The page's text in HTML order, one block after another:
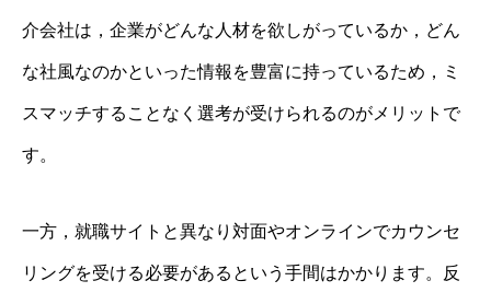
介会社は，企業がどんな人材を欲しがっているか，どん
な社風なのかといった情報を豊富に持っているため，ミ
スマッチすることなく選考が受けられるのがメリットで
す。
一方，就職サイトと異なり対面やオンラインでカウンセ
リングを受ける必要があるという手間はかかります。反